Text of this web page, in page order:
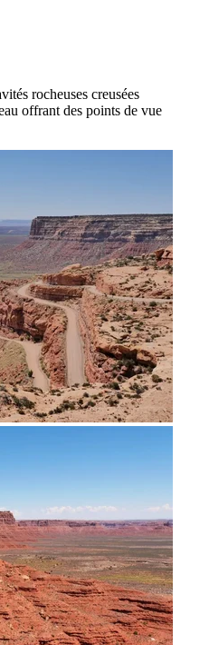
rocheuses creusées
offrant des points de vue